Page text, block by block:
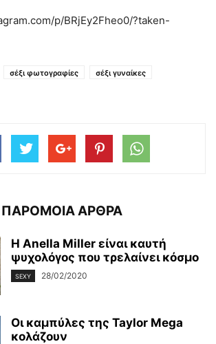
p/BRjEy2Fheo0/?taken-
σέξι φωτογραφίες
σέξι γυναίκες
ΠΑΡΟΜΟΙΑ ΑΡΘΡΑ
Η Anella Miller είναι καυτή
ψυχολόγος που τρελαίνει κόσμο
SEXY 28/02/2020
Οι καμπύλες της Taylor Mega
κολάζουν